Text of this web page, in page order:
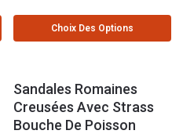
Choix Des Options
Sandales Romaines
Creusées Avec Strass
Bouche De Poisson